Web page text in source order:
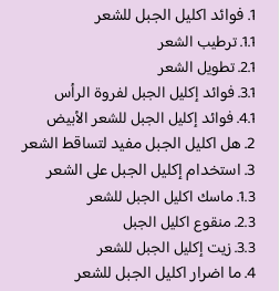
فوائد اكليل الجبل للشعر
ترطيب الشعر
تطويل الشعر
فوائد إكليل الجبل لفروة الرأس
فوائد إكليل الجبل للشعر الأبيض
هل اكليل الجبل مفيد لتساقط الشعر
استخدام إكليل الجبل على الشعر
ماسك اكليل الجبل للشعر
منقوع اكليل الجبل
زيت إكليل الجبل للشعر
ما اضرار اكليل الجبل للشعر